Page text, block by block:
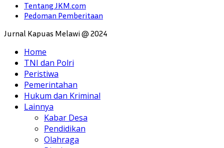
Tentang JKM.com
Pedoman Pemberitaan
Jurnal Kapuas Melawi @ 2024
Home
TNI dan Polri
Peristiwa
Pemerintahan
Hukum dan Kriminal
Lainnya
Kabar Desa
Pendidikan
Olahraga